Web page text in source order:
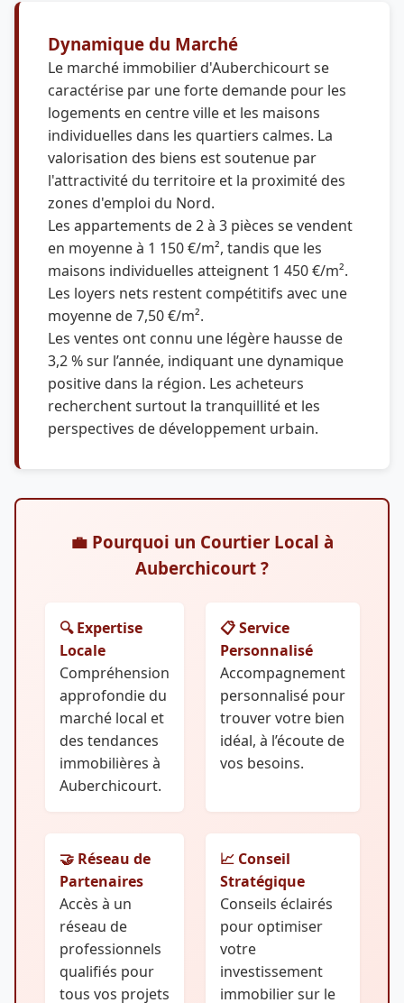
Dynamique du Marché
Le marché immobilier d'Auberchicourt se
caractérise par une forte demande pour les
logements en centre ville et les maisons
individuelles dans les quartiers calmes. La
valorisation des biens est soutenue par
l'attractivité du territoire et la proximité des
zones d'emploi du Nord.
Les appartements de 2 à 3 pièces se vendent
en moyenne à 1 150 €/m², tandis que les
maisons individuelles atteignent 1 450 €/m².
Les loyers nets restent compétitifs avec une
moyenne de 7,50 €/m².
Les ventes ont connu une légère hausse de
3,2 % sur l’année, indiquant une dynamique
positive dans la région. Les acheteurs
recherchent surtout la tranquillité et les
perspectives de développement urbain.
💼 Pourquoi un Courtier Local à
Auberchicourt ?
🔍 Expertise
Locale
Compréhension
approfondie du
marché local et
des tendances
immobilières à
Auberchicourt.
📋 Service
Personnalisé
Accompagnement
personnalisé pour
trouver votre bien
idéal, à l’écoute de
vos besoins.
🤝 Réseau de
Partenaires
Accès à un
réseau de
professionnels
qualifiés pour
tous vos projets
📈 Conseil
Stratégique
Conseils éclairés
pour optimiser
votre
investissement
immobilier sur le